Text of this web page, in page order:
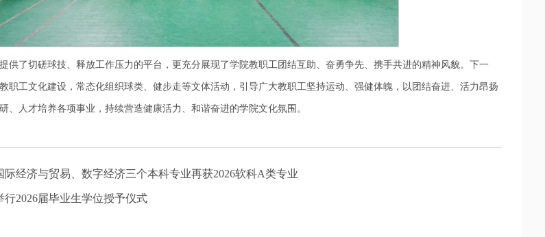
供了切磋球技、释放工作压力的平台，更充分展现了学院教职工团结互助、奋勇争先、携手共进的精神风貌。下一
职工文化建设，常态化组织球类、健步走等文体活动，引导广大教职工坚持运动、强健体魄，以团结奋进、活力昂扬
、人才培养各项事业，持续营造健康活力、和谐奋进的学院文化氛围。
际经济与贸易、数字经济三个本科专业再获2026软科A类专业
行2026届毕业生学位授予仪式